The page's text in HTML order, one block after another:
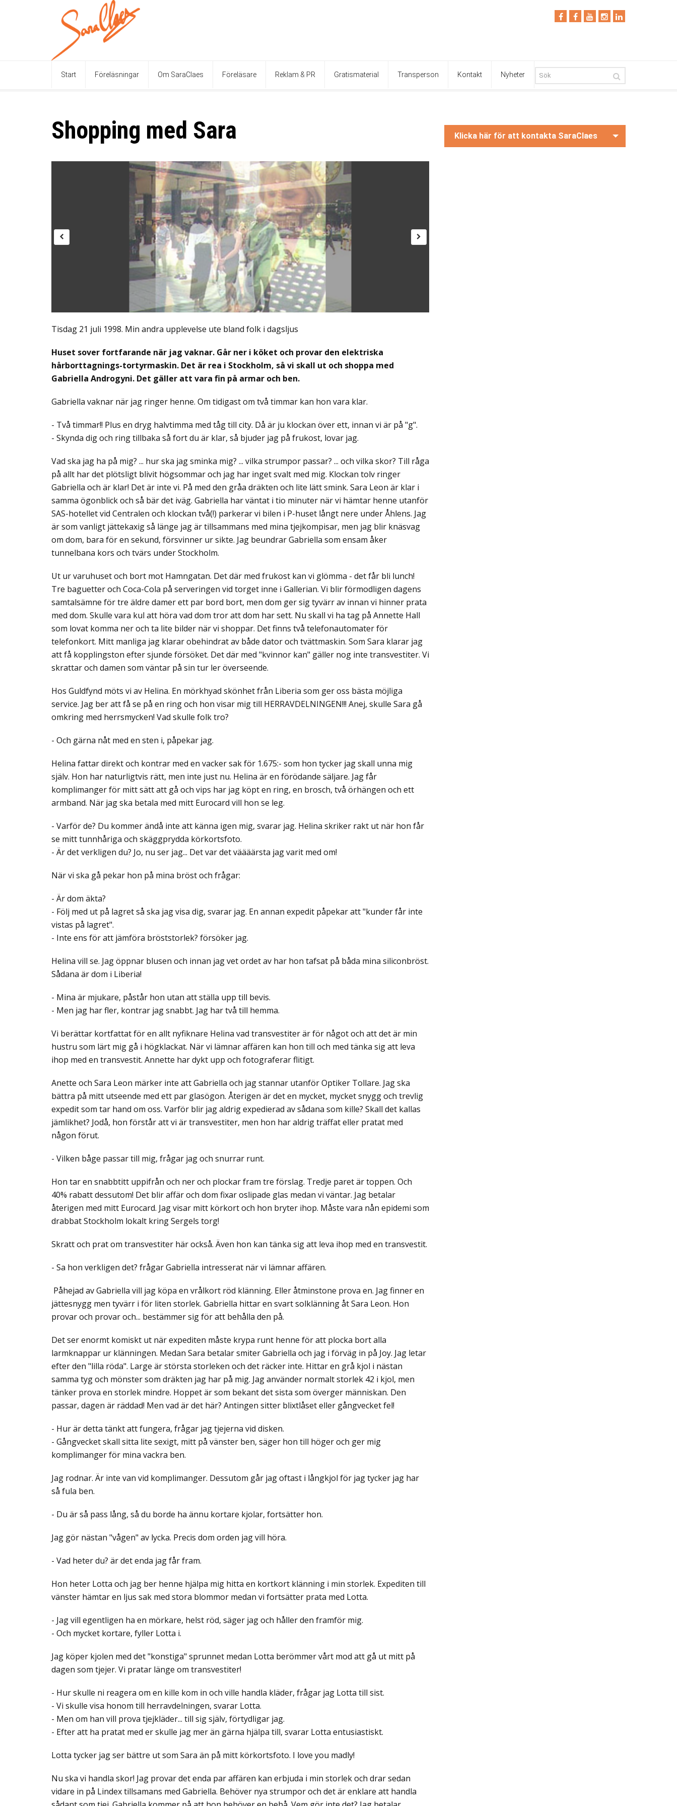
Start Föreläsningar Om SaraClaes Föreläsare Reklam & PR Gratismaterial Transperson Kontakt Nyheter
Shopping med Sara
Tisdag 21 juli 1998. Min andra upplevelse ute bland folk i dagsljus
Huset sover fortfarande när jag vaknar. Går ner i köket och provar den elektriska
hårborttagnings-tortyrmaskin. Det är rea i Stockholm, så vi skall ut och shoppa med
Gabriella Androgyni. Det gäller att vara fin på armar och ben.
Gabriella vaknar när jag ringer henne. Om tidigast om två timmar kan hon vara klar.
- Två timmar!! Plus en dryg halvtimma med tåg till city. Då är ju klockan över ett, innan vi är på "g".
- Skynda dig och ring tillbaka så fort du är klar, så bjuder jag på frukost, lovar jag.
Vad ska jag ha på mig? ... hur ska jag sminka mig? ... vilka strumpor passar? ... och vilka skor? Till råga
på allt har det plötsligt blivit högsommar och jag har inget svalt med mig. Klockan tolv ringer
Gabriella och är klar! Det är inte vi. På med den gråa dräkten och lite lätt smink. Sara Leon är klar i
samma ögonblick och så bär det iväg. Gabriella har väntat i tio minuter när vi hämtar henne utanför
SAS-hotellet vid Centralen och klockan två(!) parkerar vi bilen i P-huset långt nere under Åhlens. Jag
är som vanligt jättekaxig så länge jag är tillsammans med mina tjejkompisar, men jag blir knäsvag
om dom, bara för en sekund, försvinner ur sikte. Jag beundrar Gabriella som ensam åker
tunnelbana kors och tvärs under Stockholm.
Ut ur varuhuset och bort mot Hamngatan. Det där med frukost kan vi glömma - det får bli lunch!
Tre baguetter och Coca-Cola på serveringen vid torget inne i Gallerian. Vi blir förmodligen dagens
samtalsämne för tre äldre damer ett par bord bort, men dom ger sig tyvärr av innan vi hinner prata
med dom. Skulle vara kul att höra vad dom tror att dom har sett. Nu skall vi ha tag på Annette Hall
som lovat komma ner och ta lite bilder när vi shoppar. Det finns två telefonautomater för
telefonkort. Mitt manliga jag klarar obehindrat av både dator och tvättmaskin. Som Sara klarar jag
att få kopplingston efter sjunde försöket. Det där med "kvinnor kan" gäller nog inte transvestiter. Vi
skrattar och damen som väntar på sin tur ler överseende.
Hos Guldfynd möts vi av Helina. En mörkhyad skönhet från Liberia som ger oss bästa möjliga
service. Jag ber att få se på en ring och hon visar mig till HERRAVDELNINGEN!!! Anej, skulle Sara gå
omkring med herrsmycken! Vad skulle folk tro?
- Och gärna nåt med en sten i, påpekar jag.
Helina fattar direkt och kontrar med en vacker sak för 1.675:- som hon tycker jag skall unna mig
själv. Hon har naturligtvis rätt, men inte just nu. Helina är en förödande säljare. Jag får
komplimanger för mitt sätt att gå och vips har jag köpt en ring, en brosch, två örhängen och ett
armband. När jag ska betala med mitt Eurocard vill hon se leg.
- Varför de? Du kommer ändå inte att känna igen mig, svarar jag. Helina skriker rakt ut när hon får
se mitt tunnhåriga och skäggprydda körkortsfoto.
- Är det verkligen du? Jo, nu ser jag... Det var det väääärsta jag varit med om!
När vi ska gå pekar hon på mina bröst och frågar:
- Är dom äkta?
- Följ med ut på lagret så ska jag visa dig, svarar jag. En annan expedit påpekar att "kunder får inte
vistas på lagret".
- Inte ens för att jämföra bröststorlek? försöker jag.
Helina vill se. Jag öppnar blusen och innan jag vet ordet av har hon tafsat på båda mina siliconbröst.
Sådana är dom i Liberia!
- Mina är mjukare, påstår hon utan att ställa upp till bevis.
- Men jag har fler, kontrar jag snabbt. Jag har två till hemma.
Vi berättar kortfattat för en allt nyfiknare Helina vad transvestiter är för något och att det är min
hustru som lärt mig gå i högklackat. När vi lämnar affären kan hon till och med tänka sig att leva
ihop med en transvestit. Annette har dykt upp och fotograferar flitigt.
Anette och Sara Leon märker inte att Gabriella och jag stannar utanför Optiker Tollare. Jag ska
bättra på mitt utseende med ett par glasögon. Återigen är det en mycket, mycket snygg och trevlig
expedit som tar hand om oss. Varför blir jag aldrig expedierad av sådana som kille? Skall det kallas
jämlikhet? Jodå, hon förstår att vi är transvestiter, men hon har aldrig träffat eller pratat med
någon förut.
- Vilken båge passar till mig, frågar jag och snurrar runt.
Hon tar en snabbtitt uppifrån och ner och plockar fram tre förslag. Tredje paret är toppen. Och
40% rabatt dessutom! Det blir affär och dom fixar oslipade glas medan vi väntar. Jag betalar
återigen med mitt Eurocard. Jag visar mitt körkort och hon bryter ihop. Måste vara nån epidemi som
drabbat Stockholm lokalt kring Sergels torg!
Skratt och prat om transvestiter här också. Även hon kan tänka sig att leva ihop med en transvestit.
- Sa hon verkligen det? frågar Gabriella intresserat när vi lämnar affären.
Påhejad av Gabriella vill jag köpa en vrålkort röd klänning. Eller åtminstone prova en. Jag finner en
jättesnygg men tyvärr i för liten storlek. Gabriella hittar en svart solklänning åt Sara Leon. Hon
provar och provar och... bestämmer sig för att behålla den på.
Det ser enormt komiskt ut när expediten måste krypa runt henne för att plocka bort alla
larmknappar ur klänningen. Medan Sara betalar smiter Gabriella och jag i förväg in på Joy. Jag letar
efter den "lilla röda". Large är största storleken och det räcker inte. Hittar en grå kjol i nästan
samma tyg och mönster som dräkten jag har på mig. Jag använder normalt storlek 42 i kjol, men
tänker prova en storlek mindre. Hoppet är som bekant det sista som överger människan. Den
passar, dagen är räddad! Men vad är det här? Antingen sitter blixtlåset eller gångvecket fel!
- Hur är detta tänkt att fungera, frågar jag tjejerna vid disken.
- Gångvecket skall sitta lite sexigt, mitt på vänster ben, säger hon till höger och ger mig
komplimanger för mina vackra ben.
Jag rodnar. Är inte van vid komplimanger. Dessutom går jag oftast i långkjol för jag tycker jag har
så fula ben.
- Du är så pass lång, så du borde ha ännu kortare kjolar, fortsätter hon.
Jag gör nästan "vågen" av lycka. Precis dom orden jag vill höra.
- Vad heter du? är det enda jag får fram.
Hon heter Lotta och jag ber henne hjälpa mig hitta en kortkort klänning i min storlek. Expediten till
vänster hämtar en ljus sak med stora blommor medan vi fortsätter prata med Lotta.
- Jag vill egentligen ha en mörkare, helst röd, säger jag och håller den framför mig.
- Och mycket kortare, fyller Lotta i.
Jag köper kjolen med det "konstiga" sprunnet medan Lotta berömmer vårt mod att gå ut mitt på
dagen som tjejer. Vi pratar länge om transvestiter!
- Hur skulle ni reagera om en kille kom in och ville handla kläder, frågar jag Lotta till sist.
- Vi skulle visa honom till herravdelningen, svarar Lotta.
- Men om han vill prova tjejkläder... till sig själv, förtydligar jag.
- Efter att ha pratat med er skulle jag mer än gärna hjälpa till, svarar Lotta entusiastiskt.
Lotta tycker jag ser bättre ut som Sara än på mitt körkortsfoto. I love you madly!
Nu ska vi handla skor! Jag provar det enda par affären kan erbjuda i min storlek och drar sedan
vidare in på Lindex tillsamans med Gabriella. Behöver nya strumpor och det är enklare att handla
Klicka här för att kontakta SaraClaes